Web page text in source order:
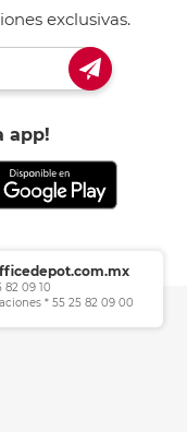
exclusivas.
app!
82 09 10
* 55 25 82 09 00